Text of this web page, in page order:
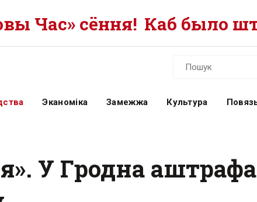
Час» сёння! Каб было
Эканоміка Замежжа Культура
У Гродна